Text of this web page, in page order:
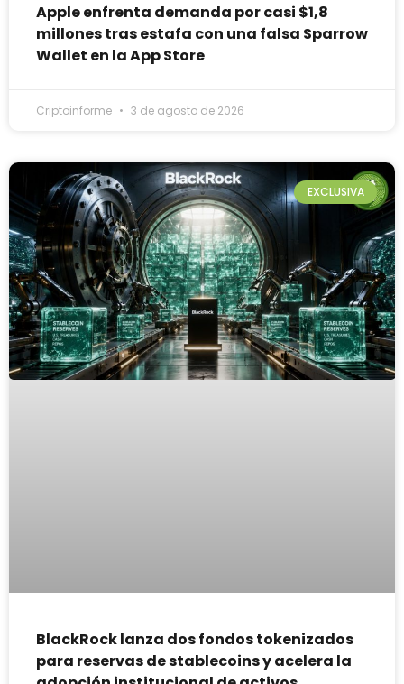
Apple enfrenta demanda por casi $1,8
millones tras estafa con una falsa Sparrow
Wallet en la App Store
Criptoinforme 3 de agosto de 2026
EXCLUSIVA
BlackRock lanza dos fondos tokenizados
para reservas de stablecoins y acelera la